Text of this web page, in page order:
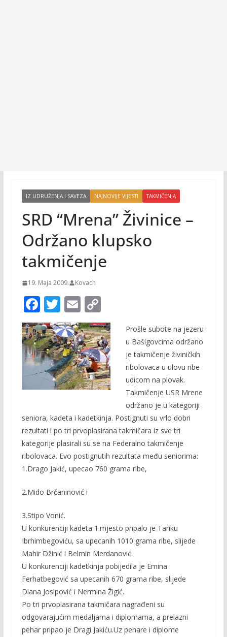
IZ UDRUŽENJA I SAVEZA NAJNOVIJE VIJESTI TAKMIČENJA
SRD “Mrena” Živinice –
Održano klupsko
takmičenje
19. Maja 2009. Kovach
F
ac
e
b
o
o
T
w
itt
er
E
m
ai
l
C
o
p
y
Li
n
Prošle subote na jezeru
u Bašigovcima održano
je takmičenje živiničkih
ribolovaca u ulovu ribe
udicom na plovak.
Takmičenje USR Mrene
održano je u kategoriji
seniora, kadeta i kadetkinja. Postignuti su vrlo dobri
rezultati i po tri prvoplasirana takmičara iz sve tri
kategorije plasirali su se na Federalno takmičenje
ribolovaca. Evo postignutih rezultata među seniorima:
1.Drago Jakić, upecao 760 grama ribe,
2.Mido Brčaninović i
3.Stipo Vonić.
U konkurenciji kadeta 1.mjesto pripalo je Tariku
Ibrhimbegoviću, sa upecanih 1010 grama ribe, slijede
Mahir Džinić i Belmin Merdanović.
U konkurenciji kadetkinja pobijedila je Emina
Ferhatbegović sa upecanih 670 grama ribe, slijede
Diana Josipović i Nermina Žigić.
Po tri prvoplasirana takmičara nagrađeni su
odgovarajućim medaljama i diplomama, a prelazni
pehar pripao je Dragi Jakiću.Uz pehare i diplome